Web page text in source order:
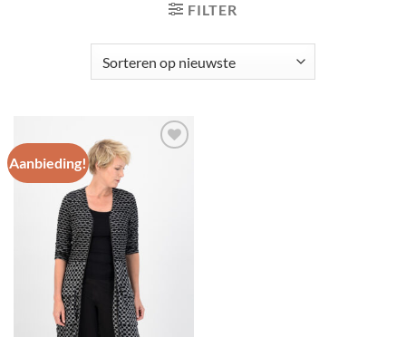
FILTER
Aanbieding!